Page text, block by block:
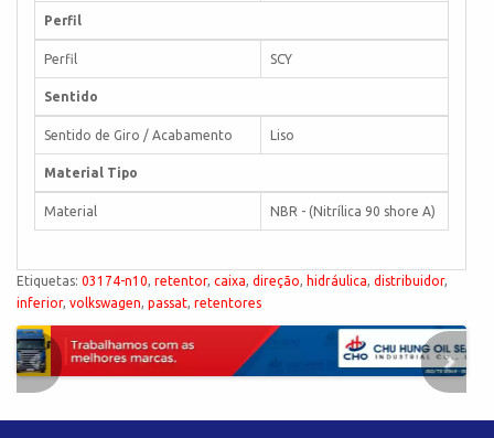
Perfil
Perfil SCY
Sentido
Sentido de Giro / Acabamento Liso
Material Tipo
Material NBR - (Nitrílica 90 shore A)
Etiquetas: 03174-n10, retentor, caixa, direção, hidráulica, distribuidor,
inferior, volkswagen, passat, retentores